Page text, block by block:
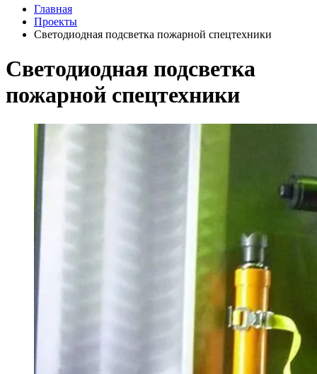
Главная
Проекты
Светодиодная подсветка пожарной спецтехники
Светодиодная подсветка
пожарной спецтехники